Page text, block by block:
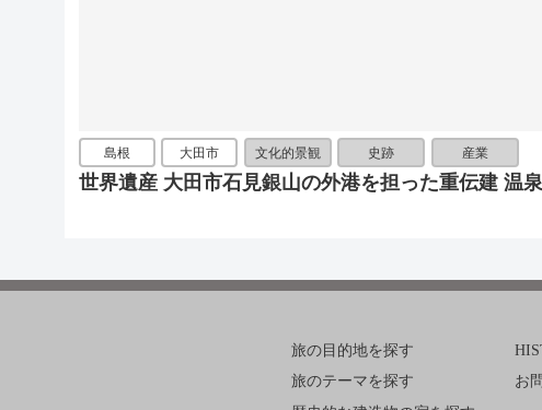
島根 大田市 文化的景観 史跡 産業
世界遺産 大田市石見銀山の外港を担った重伝建 温
旅の目的地を探す
旅のテーマを探す
お